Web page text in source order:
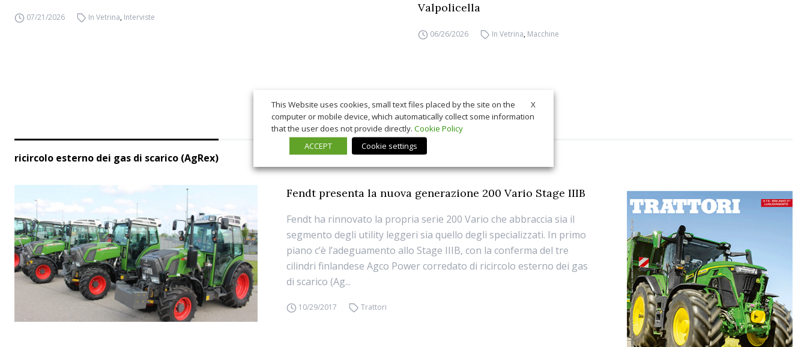
07/21/2026 In Vetrina, Interviste
Valpolicella
06/26/2026 In Vetrina, Macchine
ricircolo esterno dei gas di scarico (AgRex)
Fendt presenta la nuova generazione 200 Vario Stage IIIB
Fendt ha rinnovato la propria serie 200 Vario che abbraccia sia il
segmento degli utility leggeri sia quello degli specializzati. In primo
piano c’è l’adeguamento allo Stage IIIB, con la conferma del tre
cilindri finlandese Agco Power corredato di ricircolo esterno dei gas
di scarico (Ag...
10/29/2017 Trattori
X
This Website uses cookies, small text files placed by the site on the
computer or mobile device, which automatically collect some information
that the user does not provide directly. Cookie Policy
ACCEPT
Cookie settings